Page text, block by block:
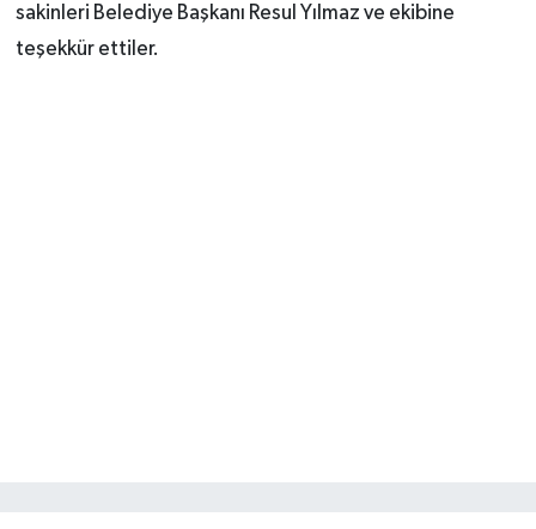
sakinleri Belediye Başkanı Resul Yılmaz ve ekibine
teşekkür ettiler.